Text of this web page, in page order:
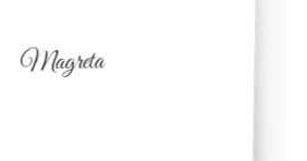
Magreta